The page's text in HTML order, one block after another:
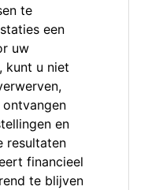
te
een
uw
kunt u niet
en
resultaten
financieel
te blijven